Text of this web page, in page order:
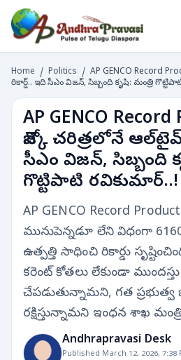
Home / Politics / AP GENCO Record
రికార్డ్.. ఇది సీఎం విజన్, సిబ్బంది కృషి: మంత్రి
AP GENCO
జెన్కో చరిత్రలోనే
సీఎం విజన్, సిబ్బంది
గొట్టిపాటి రవికుమార్..!
AP GENCO Record
మునుపెన్నడూ లేని విధంగా
ఉత్పత్తి సాధించి రికార్డు
కరెంట్ కోతలు లేకుండా
చేపడుతున్నామని, గత ప్రభుత్వ
రక్షిస్తున్నామని ఇంధన శాఖ
Andhrapravasi Desk
Published March 12, 2026, 7:38